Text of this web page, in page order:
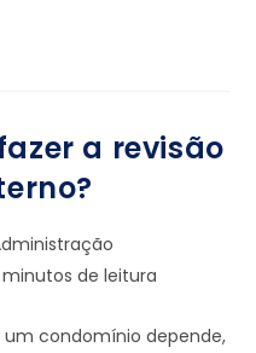
a revisão
minutos de leitura
condomínio depende,